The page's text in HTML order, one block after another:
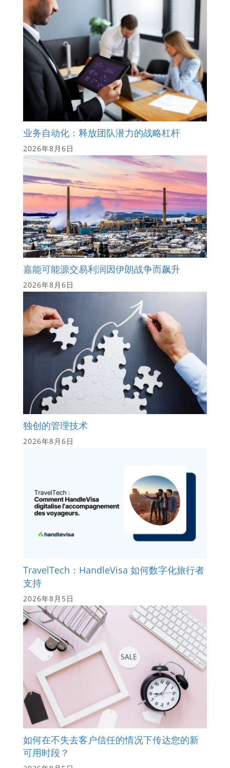
业务自动化：释放团队潜力的战略杠杆
2026年8月6日
嘉能可能源交易利润因伊朗战争而飙升
2026年8月6日
独创的管理技术
2026年8月6日
TravelTech：HandleVisa 如何数字化旅行者
支持
2026年8月5日
如何在不失去客户信任的情况下传达您的新
可用时段？